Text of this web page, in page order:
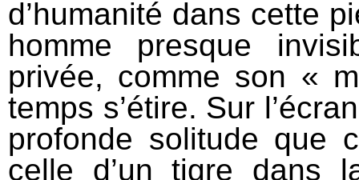
d’humanité dans cette
homme presque
privée, comme son «
temps s’étire. Sur
profonde solitude que
celle d’un tigre dans